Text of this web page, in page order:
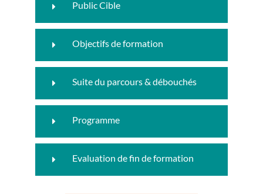
Public Cible
Objectifs de formation
Suite du parcours & débouchés
Programme
Evaluation de fin de formation